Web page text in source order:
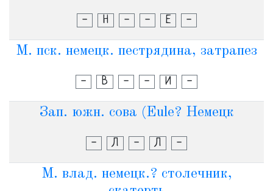
- Н - - Е -
М. пск. немецк. пестрядина, затрапез
- В - - И -
Зап. южн. сова (Еule? Немецк
- Л - Л -
М. влад. немецк.? столечник,